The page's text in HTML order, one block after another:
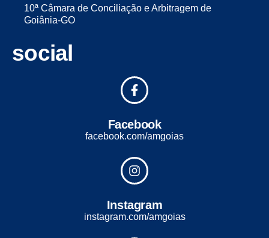
10ª Câmara de Conciliação e Arbitragem de
Goiânia-GO
social
Facebook
facebook.com/amgoias
Instagram
instagram.com/amgoias